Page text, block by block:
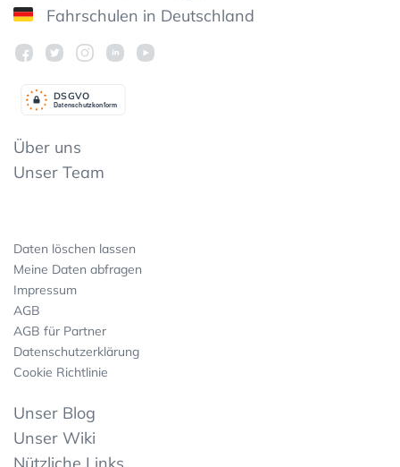
Fahrschulen in Deutschland
Datenschutzkonform
DSGVO
Über uns
Unser Team
Daten löschen lassen
Meine Daten abfragen
Impressum
AGB
AGB für Partner
Datenschutzerklärung
Cookie Richtlinie
Unser Blog
Unser Wiki